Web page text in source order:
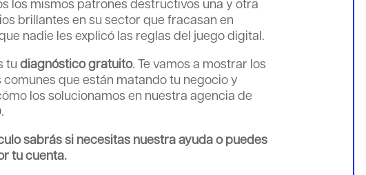
los mismos patrones destructivos una y otra
brillantes en su sector que fracasan en
nadie les explicó las reglas del juego digital.
tu diagnóstico gratuito. Te vamos a mostrar los
comunes que están matando tu negocio y
los solucionamos en nuestra agencia de
sabrás si necesitas nuestra ayuda o puedes
tu cuenta.